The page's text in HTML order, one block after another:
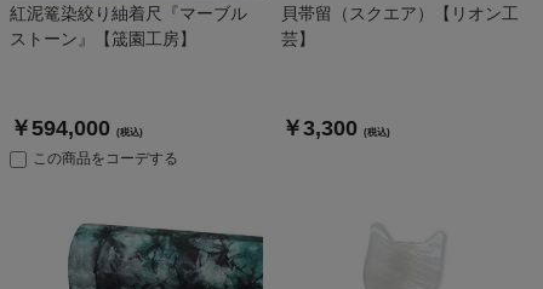
紅泥篭染絞り紬着尺『マーブル
ストーン』【筬園工房】
￥594,000 (税込)
この商品をコーデする
貝帯留（スクエア）【リオン工
芸】
￥3,300 (税込)